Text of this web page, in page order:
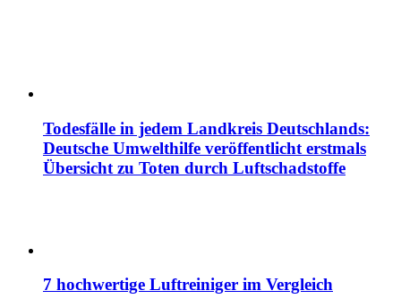
Todesfälle in jedem Landkreis Deutschlands:
Deutsche Umwelthilfe veröffentlicht erstmals
Übersicht zu Toten durch Luftschadstoffe
7 hochwertige Luftreiniger im Vergleich